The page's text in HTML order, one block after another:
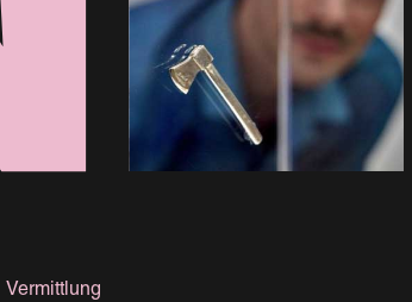
Vermittlung